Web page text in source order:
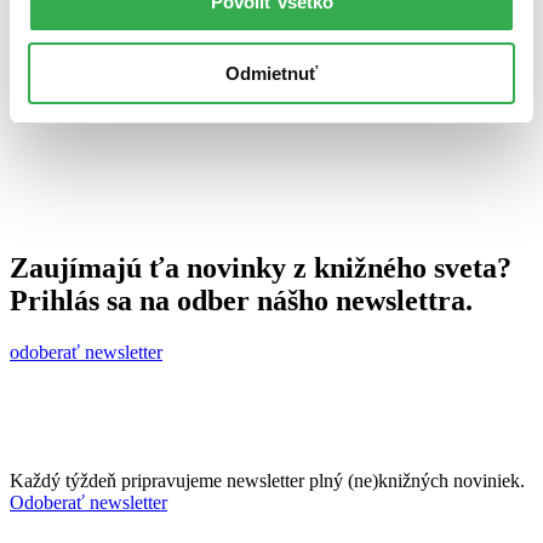
Odmietnuť
Zaujímajú ťa novinky z knižného sveta?
Prihlás sa na odber nášho newslettra.
odoberať newsletter
Každý týždeň pripravujeme newsletter plný (ne)knižných noviniek.
Odoberať newsletter